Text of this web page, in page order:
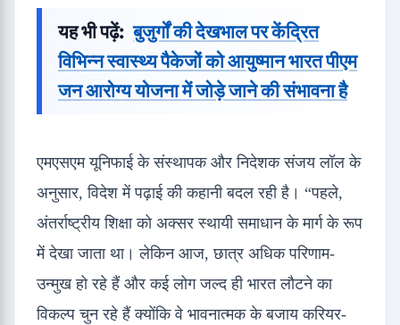
यह भी पढ़ें: बुजुर्गों की देखभाल पर केंद्रित
विभिन्न स्वास्थ्य पैकेजों को आयुष्मान भारत पीएम
जन आरोग्य योजना में जोड़े जाने की संभावना है
एमएसएम यूनिफाई के संस्थापक और निदेशक संजय लॉल के
अनुसार, विदेश में पढ़ाई की कहानी बदल रही है। “पहले,
अंतर्राष्ट्रीय शिक्षा को अक्सर स्थायी समाधान के मार्ग के रूप
में देखा जाता था। लेकिन आज, छात्र अधिक परिणाम-
उन्मुख हो रहे हैं और कई लोग जल्द ही भारत लौटने का
विकल्प चुन रहे हैं क्योंकि वे भावनात्मक के बजाय करियर-